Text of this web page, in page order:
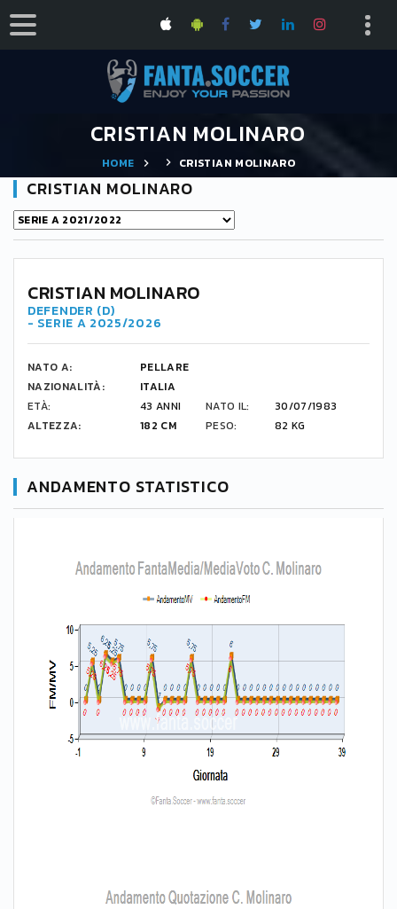
CRISTIAN MOLINARO
HOME CRISTIAN MOLINARO
CRISTIAN MOLINARO
CRISTIAN MOLINARO
DEFENDER (D)
- SERIE A 2025/2026
NATO A:
PELLARE
NAZIONALITÀ:
ITALIA
ETÀ:
43 ANNI NATO IL:
30/07/1983
ALTEZZA:
182 CM PESO: 82 KG
ANDAMENTO STATISTICO